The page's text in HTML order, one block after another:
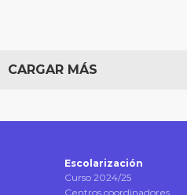
CARGAR MÁS
Escolarización
Curso 2024/25
Centros coordinadores